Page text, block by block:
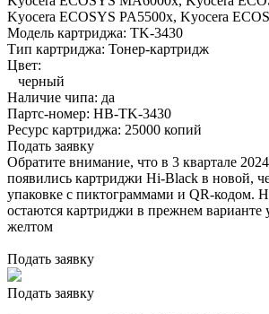
Kyocera ECOSYS PA5500x, Kyocera
Модель картриджа: TK-3430
Тип картриджа: Тонер-картридж
Цвет:
черный
Наличие чипа: да
Партс-номер: HB-TK-3430
Ресурс картриджа: 25000 копий
Подать заявку
Обратите внимание, что в 3 квартале
появились картриджи Hi-Black в новой,
упаковке с пиктограммами и QR-кодом.
остаются картриджи в прежнем варианте
желтом
Подать заявку
Подать заявку